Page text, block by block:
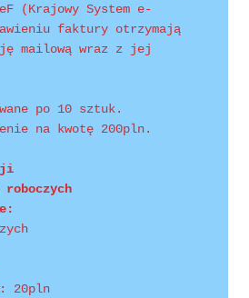
(Krajowy System e-
faktury otrzymają
mailową wraz z jej
po 10 sztuk.
na kwotę 200pln.
20pln